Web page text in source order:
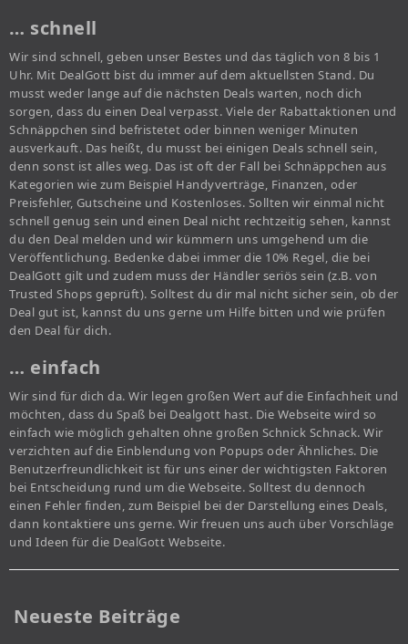
… schnell
Wir sind schnell, geben unser Bestes und das täglich von 8 bis 1
Uhr. Mit DealGott bist du immer auf dem aktuellsten Stand. Du
musst weder lange auf die nächsten Deals warten, noch dich
sorgen, dass du einen Deal verpasst. Viele der Rabattaktionen und
Schnäppchen sind befristetet oder binnen weniger Minuten
ausverkauft. Das heißt, du musst bei einigen Deals schnell sein,
denn sonst ist alles weg. Das ist oft der Fall bei Schnäppchen aus
Kategorien wie zum Beispiel Handyverträge, Finanzen, oder
Preisfehler, Gutscheine und Kostenloses. Sollten wir einmal nicht
schnell genug sein und einen Deal nicht rechtzeitig sehen, kannst
du den Deal melden und wir kümmern uns umgehend um die
Veröffentlichung. Bedenke dabei immer die 10% Regel, die bei
DealGott gilt und zudem muss der Händler seriös sein (z.B. von
Trusted Shops geprüft). Solltest du dir mal nicht sicher sein, ob der
Deal gut ist, kannst du uns gerne um Hilfe bitten und wie prüfen
den Deal für dich.
… einfach
Wir sind für dich da. Wir legen großen Wert auf die Einfachheit und
möchten, dass du Spaß bei Dealgott hast. Die Webseite wird so
einfach wie möglich gehalten ohne großen Schnick Schnack. Wir
verzichten auf die Einblendung von Popups oder Ähnliches. Die
Benutzerfreundlichkeit ist für uns einer der wichtigsten Faktoren
bei Entscheidung rund um die Webseite. Solltest du dennoch
einen Fehler finden, zum Beispiel bei der Darstellung eines Deals,
dann kontaktiere uns gerne. Wir freuen uns auch über Vorschläge
und Ideen für die DealGott Webseite.
Neueste Beiträge